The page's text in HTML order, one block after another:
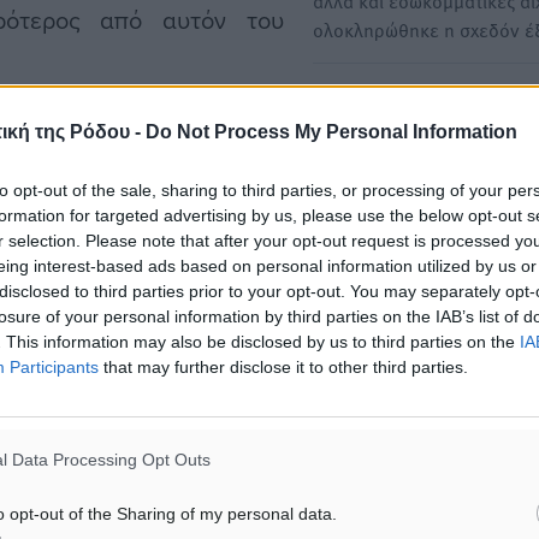
της Ρόδου - Do Not Process My Personal Information
opt-out of the sale, sharing to third parties, or processing of your
for targeted advertising by us, please use the below opt-out
selection. Please note that after your opt-out request is processed
interest-based ads based on personal information utilized by us
to third parties prior to your opt-out. You may separately
of your personal information by third parties on the IAB’s list of
This information may also be disclosed by us to third parties on the
Participants that may further disclose it to other third parties.
Data Processing Opt Outs
opt-out of the Sharing of my personal data.
από αυτόν του
μέχρι τώρα για την
στον καθορισμό των
αλλά και τα ειδικά
ο χωρικός
και η εκτίμηση είναι
τα όποια ζητήματα έχουν
παρέμβαση του
δυναμικό του
ολοκληρώθηκε η σχεδόν
τη γλώσσα των πολιτών, να
και δικές μας ανασφάλειες
Στα μέλη της
ομάδας της Νέας
μιλάει αυτή την ώρα…